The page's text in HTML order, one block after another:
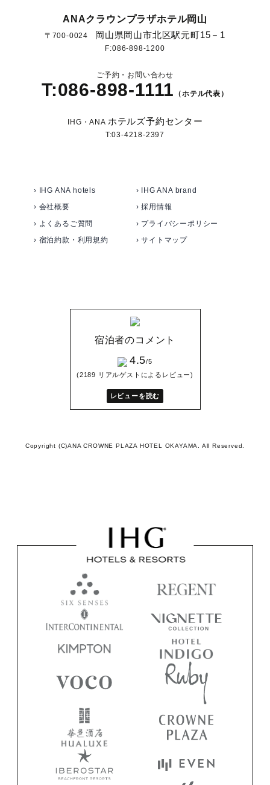
ANAクラウンプラザホテル岡山
〒700-0024 岡山県岡山市北区駅元町15－1
F:086-898-1200
ご予約・お問い合わせ
T:086-898-1111 （ホテル代表）
IHG・ANA ホテルズ予約センター
T:03-4218-2397
› IHG ANA hotels
› IHG ANA brand
› 会社概要
› 採用情報
› よくあるご質問
› プライバシーポリシー
› 宿泊約款・利用規約
› サイトマップ
宿泊者のコメント
4.5/5
(2189 リアルゲストによるレビュー)
レビューを読む
Copyright (C)ANA CROWNE PLAZA HOTEL OKAYAMA. All Reserved.